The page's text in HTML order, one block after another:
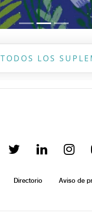
TODOS LOS
Directorio Aviso de